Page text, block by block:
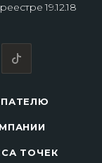
19.12.18
ТОЧЕК